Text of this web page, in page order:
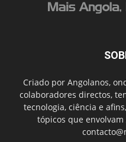
Criado por Angolanos,
colaboradores directos,
tecnologia, ciência e
tópicos que